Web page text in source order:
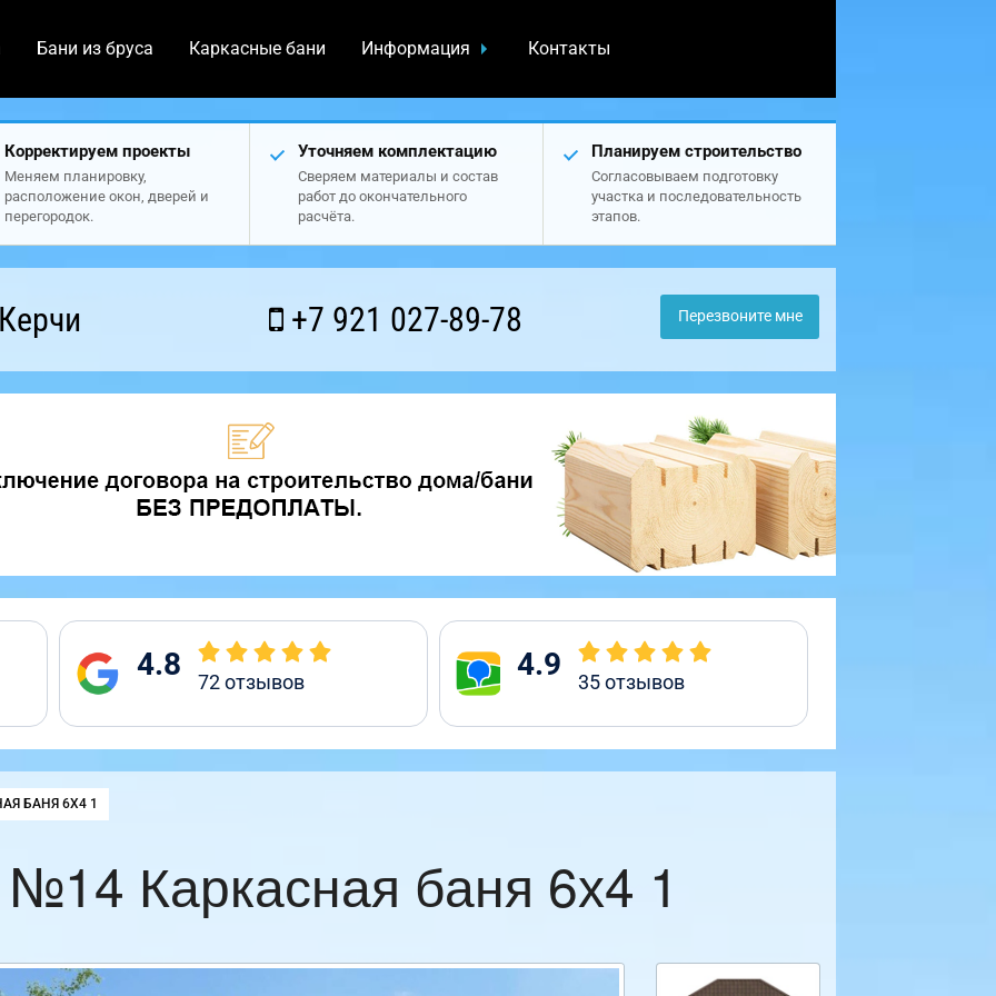
Бани из бруса Каркасные бани Информация Контакты
Корректируем проекты
Меняем планировку,
расположение окон, дверей и
перегородок.
Уточняем комплектацию
Сверяем материалы и состав
работ до окончательного
расчёта.
Планируем строительство
Согласовываем подготовку
участка и последовательность
этапов.
+7 921 027-89-78 Перезвоните мне
4.8 72отзывов 4.9 35отзывов
БАНЯ 6Х4 1
Каркасная баня 6х4 1